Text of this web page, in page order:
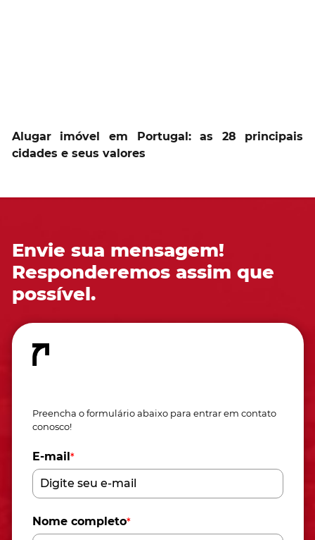
Alugar imóvel em Portugal: as 28 principais
cidades e seus valores
Envie sua mensagem!
Responderemos assim que
possível.
Preencha o formulário abaixo para entrar em contato
conosco!
E-mail*
Nome completo*